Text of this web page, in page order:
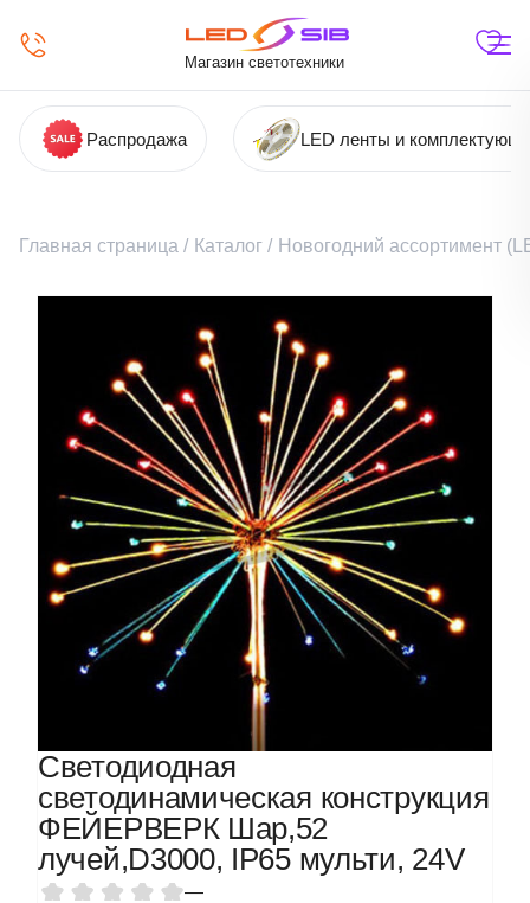
Магазин светотехники
Распродажа LED ленты и
Главная страница / Каталог / Новогодний ассортимент
Светодиодная
светодинамическая конструкция
ФЕЙЕРВЕРК Шар,52
лучей,D3000, IP65 мульти, 24V
—